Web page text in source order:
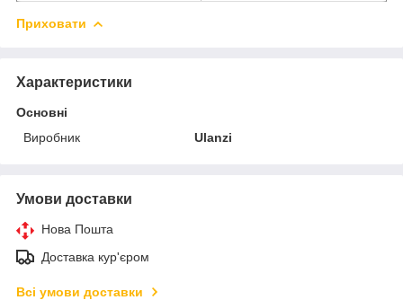
Приховати
Характеристики
Основні
Виробник
Ulanzi
Умови доставки
Нова Пошта
Доставка кур'єром
Всі умови доставки